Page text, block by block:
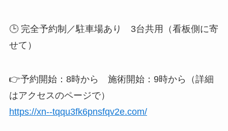
🕒 完全予約制／駐車場あり 3台共用（看板側に寄
せて）
👉予約開始：8時から 施術開始：9時から（詳細
はアクセスのページで）
https://xn--tqqu3fk6pnsfqv2e.com/